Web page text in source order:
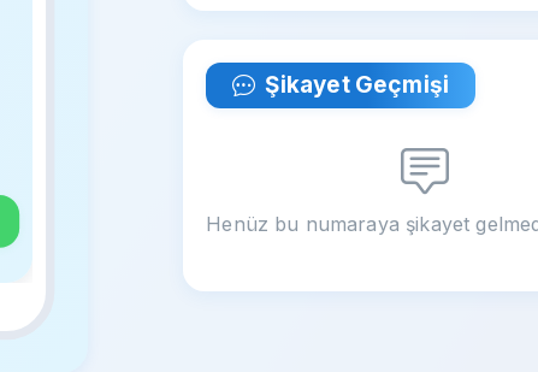
Şikayet Geçmişi
Henüz bu numaraya şikayet